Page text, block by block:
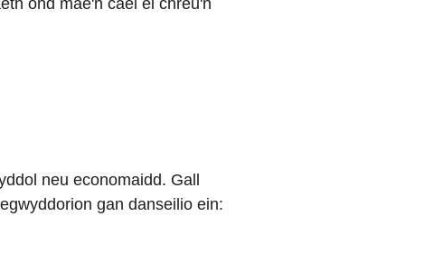
neu economaidd. Gall
gan danseilio ein: